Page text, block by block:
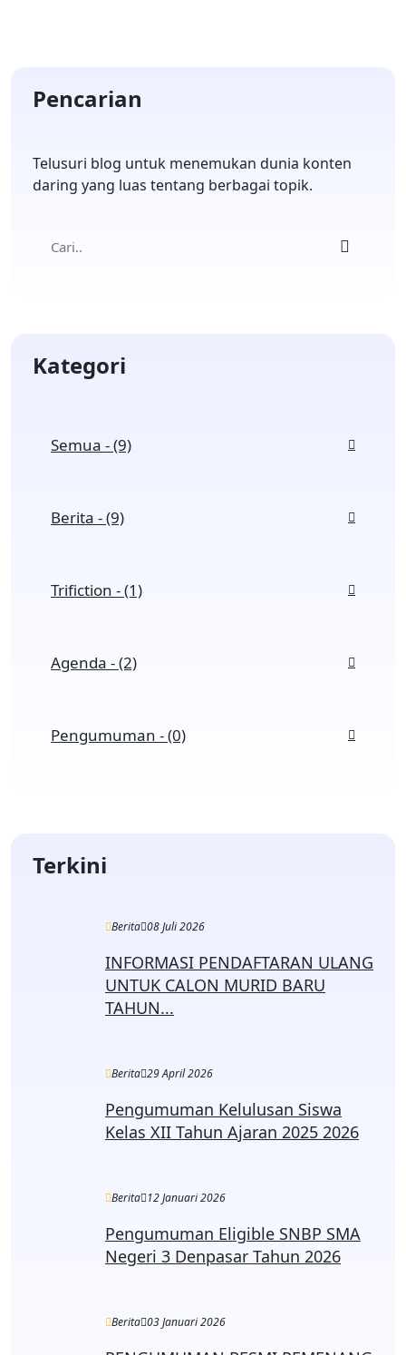
Pencarian
Telusuri blog untuk menemukan dunia konten
daring yang luas tentang berbagai topik.
Kategori
Semua - (9)
Berita - (9)
Trifiction - (1)
Agenda - (2)
Pengumuman - (0)
Terkini
Berita 08 Juli 2026
INFORMASI PENDAFTARAN ULANG
UNTUK CALON MURID BARU
TAHUN...
Berita 29 April 2026
Pengumuman Kelulusan Siswa
Kelas XII Tahun Ajaran 2025 2026
Berita 12 Januari 2026
Pengumuman Eligible SNBP SMA
Negeri 3 Denpasar Tahun 2026
Berita 03 Januari 2026